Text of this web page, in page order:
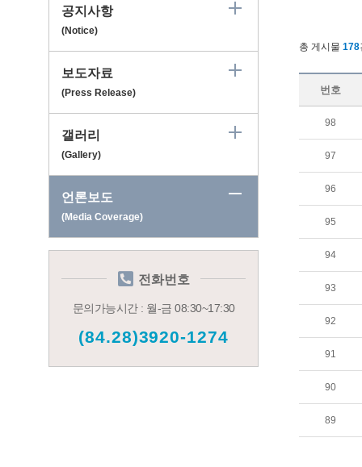
공지사항
(Notice)
보도자료
(Press Release)
갤러리
(Gallery)
언론보도
(Media Coverage)
전화번호
문의가능시간 : 월-금 08:30~17:30
(84.28)3920-1274
총 게시물 178
번호
98
97
96
95
94
93
92
91
90
89